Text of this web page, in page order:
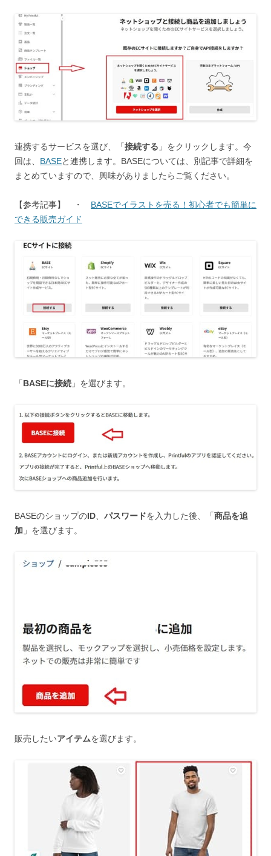
連携するサービスを選び、「接続する 」をクリックします。今
回は、 BASEと連携します。BASEについては、別記事で詳細を
まとめていますので、興味がありましたらご覧ください。
【参考記事】 ・ BASEでイラストを売る！初心者でも簡単に
できる販売ガイド
「BASEに接続 」を選びます。
BASEのショップのID パスワードを入力した後、「商品を追
加 」を選びます。
販売したいアイテムを選びます。